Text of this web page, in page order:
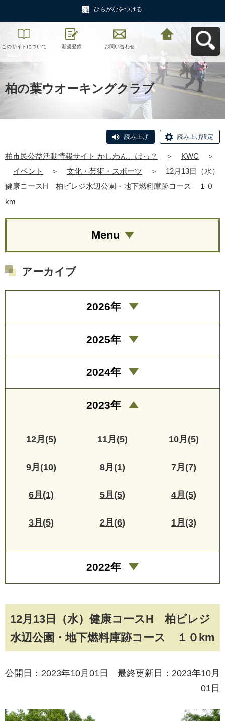
ひらがなをつける
このサイトについて 新規登録 お問い合わせ
サイト かしわん、ぽ
っ？へ戻る
柏の葉ウオーキングクラブ
読み上げ 読み上げ設定
柏市民公益活動情報サイト かしわん、ぽっ？ ＞ KWC
＞
イベント
＞ 文化・芸術・スポーツ ＞
12月13日（水）
健康コースH 柏ビレジ水辺公園・地下燃料庫跡コース １０
km
12月13日（水）健康コースH 柏ビレジ
水辺公園・地下燃料庫跡コース １０km
公開日：2023年10月01日 最終更新日：2023年10月
01日
Menu
アーカイブ
2026年
2025年
2024年
2023年
12月(5) 11月(5) 10月(5)
9月(10) 8月(1) 7月(7)
6月(1) 5月(5) 4月(5)
3月(5) 2月(6) 1月(3)
2022年